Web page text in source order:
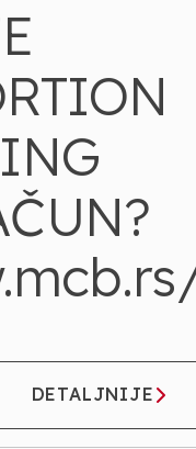
DETALJNIJE